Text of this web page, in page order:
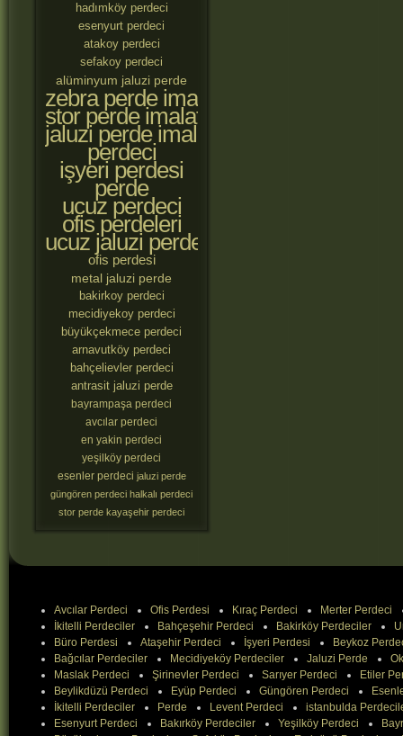
hadımköy perdeci
esenyurt perdeci
atakoy perdeci
sefakoy perdeci
alüminyum jaluzi perde
zebra perde imalatçıları
stor perde imalatçıları
jaluzi perde imalatçıları
perdeci
işyeri perdesi
perde
ucuz perdeci
ofis perdeleri
ucuz jaluzi perde
ofis perdesi
metal jaluzi perde
bakirkoy perdeci
mecidiyekoy perdeci
büyükçekmece perdeci
arnavutköy perdeci
bahçelievler perdeci
antrasit jaluzi perde
bayrampaşa perdeci
avcılar perdeci
en yakin perdeci
yeşilköy perdeci
esenler perdeci jaluzi perde
güngören perdeci halkalı perdeci
stor perde kayaşehir perdeci
Avcılar Perdeci Ofis Perdesi Kıraç Perdeci
Merter Perdeci
İkitelli Perdeciler
Bahçeşehir Perdeci Bakirköy Perdeciler
Büro Perdesi
Ataşehir Perdeci İşyeri Perdesi
Beykoz
Bağcılar Perdeciler
Mecidiyeköy Perdeciler Jaluzi Perde
Maslak Perdeci
Şirinevler Perdeci Sarıyer Perdeci
Etiler
Beylikdüzü Perdeci
Eyüp Perdeci Güngören Perdeci
İkitelli Perdeciler
Perde Levent Perdeci
istanbulda
Esenyurt Perdeci
Bakırköy Perdeciler Yeşilköy Perdeci